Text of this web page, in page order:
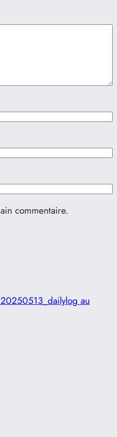
commentaire.
20250513_dailylog au